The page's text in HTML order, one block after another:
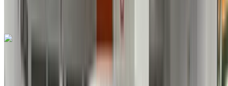
WhatsApp
Citroen C3 1.6 HDi Feel Pack + 2022
à vendre en Tanger: Crossover, Diesel Voiture, Autres
Spécifications, Manuel 4-porte